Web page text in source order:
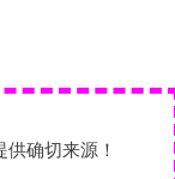
确切来源！